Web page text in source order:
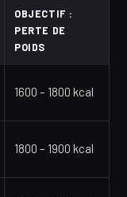
OBJECTIF :
PERTE DE
POIDS
1600 – 1800 kcal
1800 – 1900 kcal